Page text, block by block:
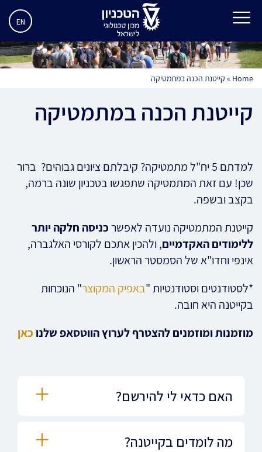
EN
Home
» קייטנת הכנה במתמטיקה
קייטנת הכנה במתמטיקה
למדתם 5 יח"ל מתמטיקה? קיבלתם ציונים גבוהים? ברור
שכן! עם זאת המתמטיקה שתפגשו בטכניון שונה ברמה,
בקצב ובשפה.
קייטנת המתמטיקה נועדה לאפשרכניסה חלקה יותר
ללימודים האקדמיים, ולהכין אתכם לקורסי האלגברה,
אינפי וחדו"א של הסמסטר הראשון.
*לסטודנטים וסטודנטיות "באפיק המקוצר" הנוכחות
בקייטנה היא חובה.
מוזמנות ומוזמנים להצטרף לערוץ הווטסאפ שלנו כאן
האם כדאי לי להירשם?
מה לומדים בקייטנה?